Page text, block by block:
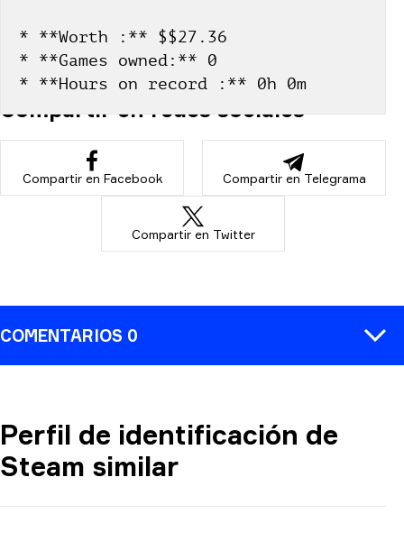
* **Worth :** $$27.36
* **Games owned:** 0
* **Hours on record :** 0h 0m
Compartir en redes sociales
Compartir en Facebook Compartir en Telegrama
Compartir en Twitter
COMENTARIOS 0
COMENTARIO
Perfil de identificación de
Steam similar